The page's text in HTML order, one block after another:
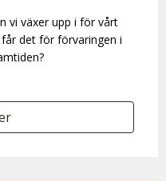
vi växer upp i för vårt
det för förvaringen i